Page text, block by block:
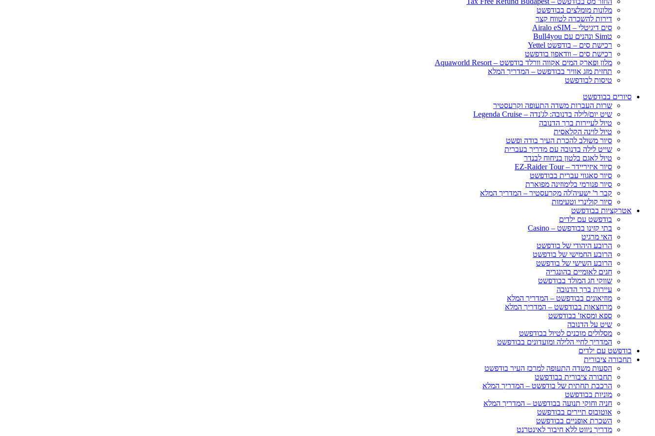
מלונות מומלצים בבודפשט
דירות להשכרה לטווח קצר
סים דיגיטלי – Airalo eSIM
טSim ונהנים עם Bull4you
רכישת סים – בודפשט Yettel
רכישת סים – וודאפון בודפשט
מלון ופארק המים אקווה וורלד בודפשט – Aquaworld Resort
תחזית מזג אוויר בבודפשט – המדריך המלא
טיסות לבודפשט
סיורים בבודפשט
שרות העברות משדה התעופה וקרעסטיר
שיט יום/לילה בדנובה: לג'נדה – Legenda Cruise
טיול לעיירות ברך הדנובה
טיול לוינה הקלאסית
סיור משולב להכרת העיר בודה ופשט
שייט לילה בדנובה עם מדריך בעברית
טיול לאגם בלטון בניחוח לבנדר
סיור איזיריידר – EZ-Raider Tour
סיור סאגווי עברית בבודפשט
סיור פנורמי בלימוזינה מפוארת
קבר ר' ישעיה'לה מקרעסטיר – המדריך המלא
סיור קולינרי וטעימות
אטרקציות בבודפשט
בודפשט עם ילדים
בתי קזינו בבודפשט – Casino
האי מרגיט
הרובע היהודי של בודפשט
הרובע החמישי של בודפשט
הרובע השישי של בודפשט
חגים לאומיים בהונגריה
שווקי חג המולד בבודפשט
עיירות ברך הדנובה
מוזיאונים בבודפשט – המדריך המלא
מרחצאות בבודפשט – המדריך המלא
ספא ומסאז' בבודפשט
שיט על הדנובה
מסלולים מוכנים לטיול בבודפשט
המדריך לחיי הלילה ומועדונים בבודפשט
בודפשט עם ילדים
תחבורה ציבורית
הסעות משדה התעופה למרכז העיר בודפשט
תחבורה ציבורית בבודפשט
הרכבת תחתית של בודפשט – המדריך המלא
מוניות בבודפשט
חניה וחוקי תנועה בבודפשט – המדריך המלא
אוטובוס תיירים בבודפשט
השכרת אופניים בבודפשט
מדריך ניווט ללא חיבור לאינטרנט